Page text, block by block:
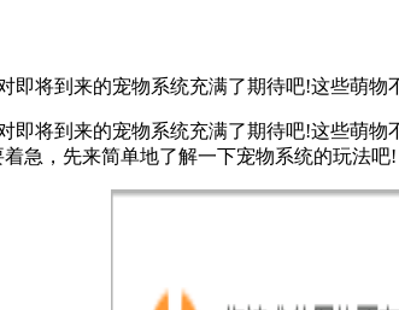
将到来的宠物系统充满了期待吧!这些萌物
即将到来的宠物系统充满了期待吧!这些萌
急，先来简单地了解一下宠物系统的玩法吧!